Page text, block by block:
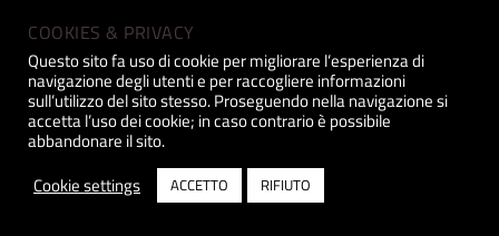
COOKIES & PRIVACY
Questo sito fa uso di cookie per migliorare l’esperienza di
navigazione degli utenti e per raccogliere informazioni
sull’utilizzo del sito stesso. Proseguendo nella navigazione si
accetta l’uso dei cookie; in caso contrario è possibile
abbandonare il sito.
Cookie settings
ACCETTO RIFIUTO